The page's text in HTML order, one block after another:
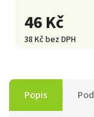
46 Kč
38 Kč bez DPH
Popis